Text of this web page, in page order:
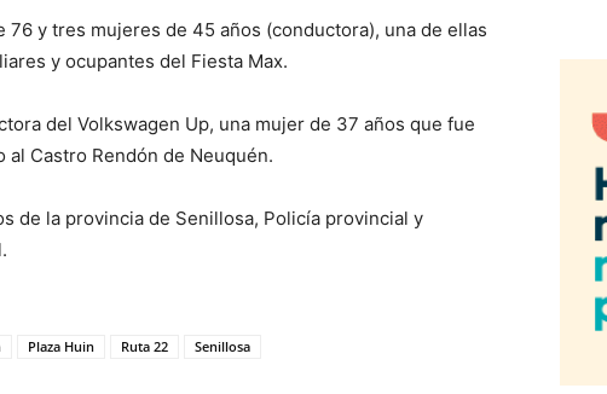
y tres mujeres de 45 años (conductora), una de ellas
y ocupantes del Fiesta Max.
del Volkswagen Up, una mujer de 37 años que fue
Castro Rendón de Neuquén.
de la provincia de Senillosa, Policía provincial y
Plaza Huin Ruta 22 Senillosa